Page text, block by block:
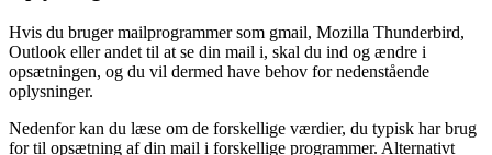
Hvis du bruger mailprogrammer som gmail, Mozilla Thunderbird,
Outlook eller andet til at se din mail i, skal du ind og ændre i
opsætningen, og du vil dermed have behov for nedenstående
oplysninger.
Nedenfor kan du læse om de forskellige værdier, du typisk har brug
for til opsætning af din mail i forskellige programmer. Alternativt